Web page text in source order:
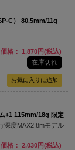
C） 80.5mm/11g
価格： 1,870円(税込)
在庫切れ
+1 115mm/18g 限定
深度MAX2.8mモデル
価格： 2,030円(税込)